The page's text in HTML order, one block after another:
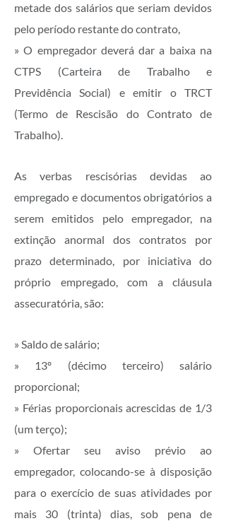
metade dos salários que seriam devidos
pelo período restante do contrato,
» O empregador deverá dar a baixa na
CTPS (Carteira de Trabalho e
Previdência Social) e emitir o TRCT
(Termo de Rescisão do Contrato de
Trabalho).
As verbas rescisórias devidas ao
empregado e documentos obrigatórios a
serem emitidos pelo empregador, na
extinção anormal dos contratos por
prazo determinado, por iniciativa do
próprio empregado, com a cláusula
assecuratória, são:
» Saldo de salário;
» 13º (décimo terceiro) salário
proporcional;
» Férias proporcionais acrescidas de 1/3
(um terço);
» Ofertar seu aviso prévio ao
empregador, colocando-se à disposição
para o exercício de suas atividades por
mais 30 (trinta) dias, sob pena de